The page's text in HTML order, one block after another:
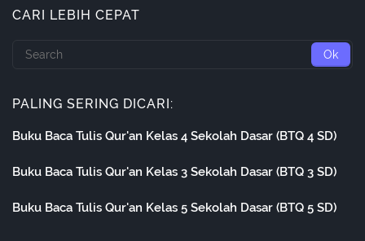
CARI LEBIH CEPAT
PALING SERING DICARI:
Buku Baca Tulis Qur'an Kelas 4 Sekolah Dasar (BTQ 4 SD)
Buku Baca Tulis Qur'an Kelas 3 Sekolah Dasar (BTQ 3 SD)
Buku Baca Tulis Qur'an Kelas 5 Sekolah Dasar (BTQ 5 SD)